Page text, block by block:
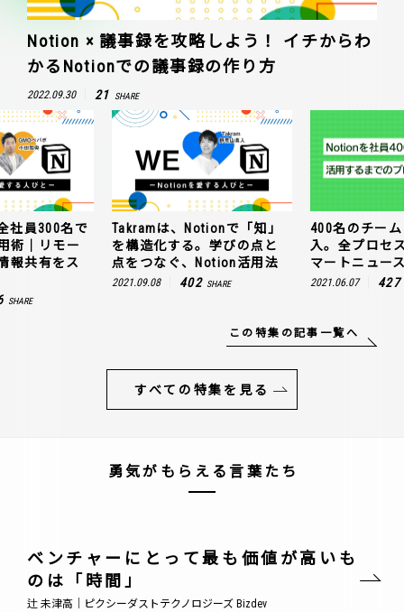
Notion × 議事録を攻略しよう！ イチからわ
かるNotionでの議事録の作り方
2022.09.30 21 SHARE
社員300名で
術｜リモー
報共有をス
SHARE
Takramは、Notionで「知」
を構造化する。学びの点と
点をつなぐ、Notion活用法
2021.09.08 402 SHARE
400名のチー
入。全プロセ
マートニュー
2021.06.07 427
この特集の記事一覧へ
すべての特集を見る
勇気がもらえる言葉たち
ベンチャーにとって最も価値が高いも
のは「時間」
辻 未津高｜ピクシーダストテクノロジーズ Bizdev